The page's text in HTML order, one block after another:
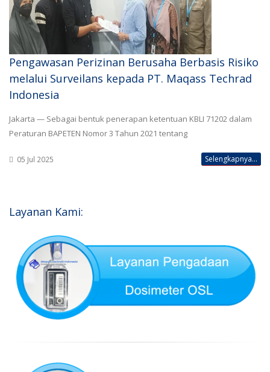
Pengawasan Perizinan Berusaha Berbasis Risiko
melalui Surveilans kepada PT. Maqass Techrad
Indonesia
Jakarta — Sebagai bentuk penerapan ketentuan KBLI 71202 dalam
Peraturan BAPETEN Nomor 3 Tahun 2021 tentang
05 Jul 2025 Selengkapnya...
Layanan Kami: